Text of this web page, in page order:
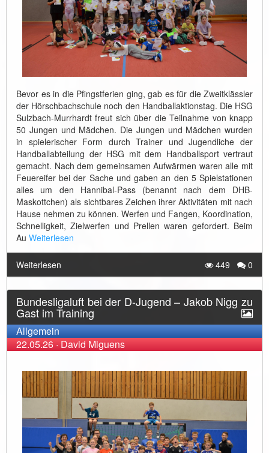
Bevor es in die Pfingstferien ging, gab es für die Zweitklässler
der Hörschbachschule noch den Handballaktionstag. Die HSG
Sulzbach-Murrhardt freut sich über die Teilnahme von knapp
50 Jungen und Mädchen. Die Jungen und Mädchen wurden
in spielerischer Form durch Trainer und Jugendliche der
Handballabteilung der HSG mit dem Handballsport vertraut
gemacht. Nach dem gemeinsamen Aufwärmen waren alle mit
Feuereifer bei der Sache und gaben an den 5 Spielstationen
alles um den Hannibal-Pass (benannt nach dem DHB-
Maskottchen) als sichtbares Zeichen ihrer Aktivitäten mit nach
Hause nehmen zu können. Werfen und Fangen, Koordination,
Schnelligkeit, Zielwerfen und Prellen waren gefordert. Beim
Au Weiterlesen
Weiterlesen 449 0
Bundesligaluft bei der D-Jugend – Jakob Nigg zu
Gast im Training
Allgemein
22.05.26·David Miguens